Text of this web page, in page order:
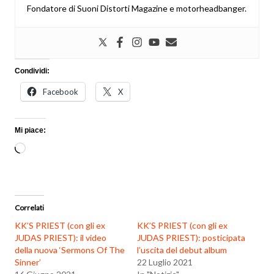
Fondatore di Suoni Distorti Magazine e motorheadbanger.
Condividi:
Facebook X
Mi piace:
Caricamento
Correlati
KK’S PRIEST (con gli ex
JUDAS PRIEST): il video
della nuova ‘Sermons Of The
Sinner’
KK’S PRIEST (con gli ex
JUDAS PRIEST): posticipata
l’uscita del debut album
22 Luglio 2021